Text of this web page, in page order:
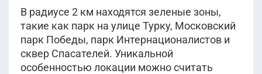
В радиусе 2 км находятся зеленые зоны,
такие как парк на улице Турку, Московский
парк Победы, парк Интернационалистов и
сквер Спасателей. Уникальной
особенностью локации можно считать